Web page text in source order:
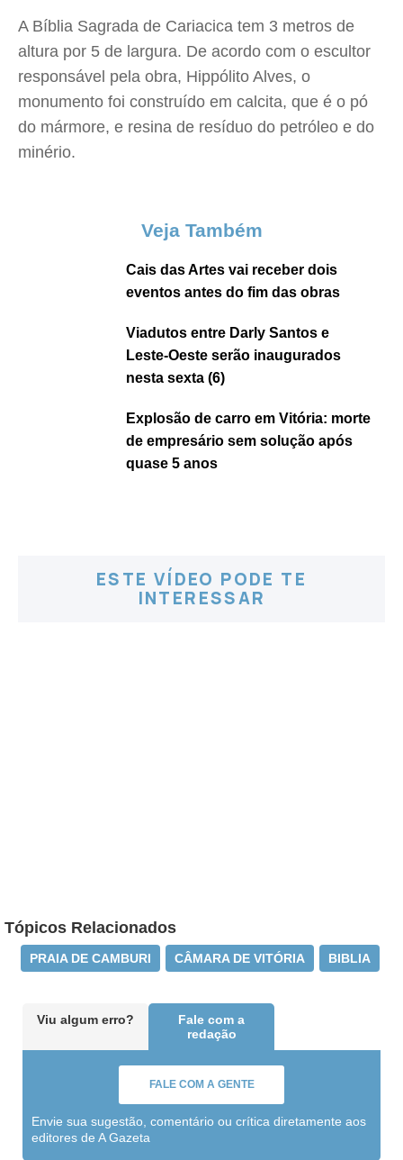
A Bíblia Sagrada de Cariacica tem 3 metros de
altura por 5 de largura. De acordo com o escultor
responsável pela obra, Hippólito Alves, o
monumento foi construído em calcita, que é o pó
do mármore, e resina de resíduo do petróleo e do
minério.
Veja Também
Cais das Artes vai receber dois
eventos antes do fim das obras
Viadutos entre Darly Santos e
Leste-Oeste serão inaugurados
nesta sexta (6)
Explosão de carro em Vitória: morte
de empresário sem solução após
quase 5 anos
ESTE VÍDEO PODE TE
INTERESSAR
Tópicos Relacionados
PRAIA DE CAMBURI CÂMARA DE VITÓRIA BIBLIA
Viu algum erro?
Fale com a
redação
FALE COM A GENTE
Envie sua sugestão, comentário ou crítica diretamente aos
editores de A Gazeta